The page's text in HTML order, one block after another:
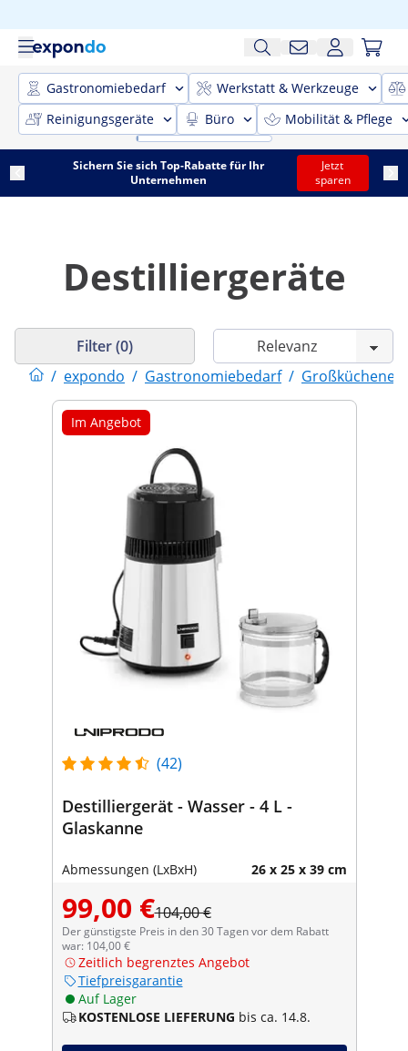
Gastronomiebedarf
Werkstatt & Werkzeuge
Reinigungsgeräte
Büro Mobilität & Pflege
Sichern Sie sich Top-Rabatte für Ihr
Unternehmen
Jetzt
sparen
Destilliergeräte
/ expondo / Gastronomiebedarf /
Filter (0)
Im Angebot
(42)
Destilliergerät - Wasser - 4 L -
Glaskanne
Abmessungen (LxBxH) 26 x 25 x 39 cm
99,00 €104,00 €
Der günstigste Preis in den 30 Tagen vor dem Rabatt
war: 104,00 €
Zeitlich begrenztes Angebot
Tiefpreisgarantie
Auf Lager
KOSTENLOSE LIEFERUNG bis ca. 14.8.